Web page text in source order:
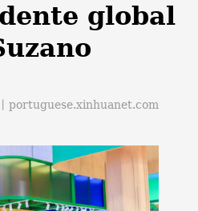
global
portuguese.xinhuanet.com